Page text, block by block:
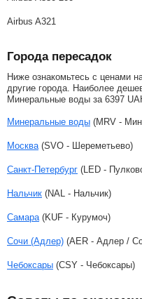
Airbus A321
Города пересадок
Ниже ознакомьтесь с ценами
другие города. Наиболее
Минеральные воды за 6397
Минеральные воды (MRV -
Москва (SVO - Шереметьево)
Санкт-Петербург (LED -
Нальчик (NAL - Нальчик)
Самара (KUF - Курумоч)
Сочи (Адлер) (AER - Адлер /
Чебоксары (CSY - Чебоксары)